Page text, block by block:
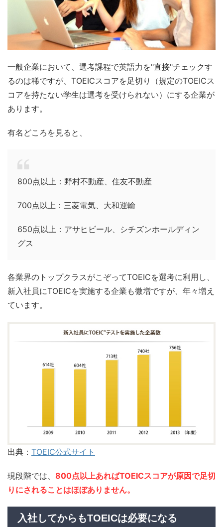
一般企業において、選考課程で英語力を"直接"チェックす
るのは稀ですが、TOEICスコアを足切り（規定のTOEICス
コアを持たない学生は選考を受けられない）にする企業が
あります。
有名どころを見ると、
800点以上：野村不動産、住友不動産
700点以上：三菱電気、大和運輸
650点以上：アサヒビール、シチズンホールディン
グス
各業界のトップクラスがこぞってTOEICを選考に利用し、
新入社員にTOEICを実施する企業も微増ですが、年々増え
ています。
出典： TOEIC公式サイト
現段階では、 800点以上あればTOEICスコアが原因で足切
りにされることはほぼありません。
入社してからもTOEICは必要になる